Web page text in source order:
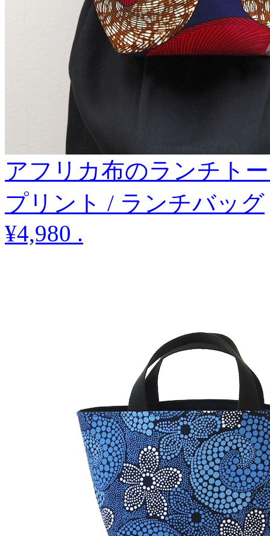
アフリカ布のランチト
プリント / ランチバッグ
¥4,980 .